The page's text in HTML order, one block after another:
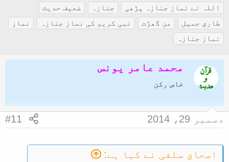
و
ض
و
ک
ا
آ
غ
ا
ر
ز
گ
اللہ نے نماز جنازہ پڑھی جنازہ
ضعیف حدیث
طارق جمیل
من گھڑت نبی کریم کی نماز جنازہ
نماز
نماز جنازہ
محمد عامر یونس
خاص رکن
دسمبر 29، 2014 #11
اسحاق سلفی نے کہا ہے: